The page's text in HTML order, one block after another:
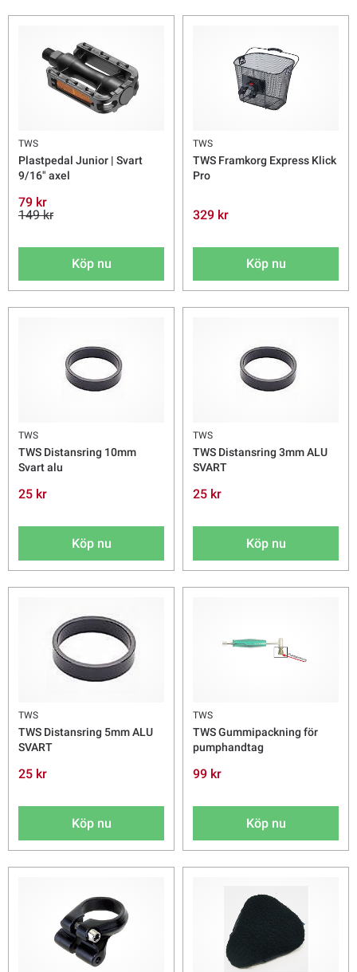
TWS
Plastpedal Junior | Svart
9/16" axel
79 kr
149 kr
Köp nu
TWS
TWS Framkorg Express Klick
Pro
329 kr
Köp nu
TWS
TWS Distansring 10mm
Svart alu
25 kr
Köp nu
TWS
TWS Distansring 3mm ALU
SVART
25 kr
Köp nu
TWS
TWS Distansring 5mm ALU
SVART
25 kr
Köp nu
TWS
TWS Gummipackning för
pumphandtag
99 kr
Köp nu